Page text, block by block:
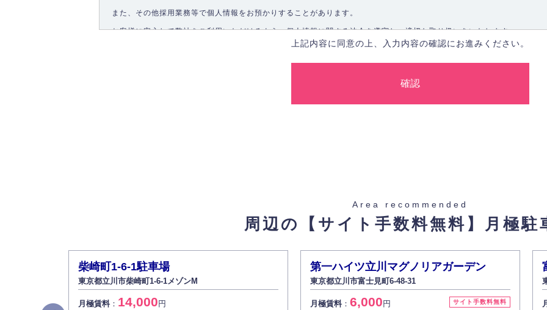
また、その他採用業務等で個人情報をお預かりすることがあります。
お客様に安心して弊社をご利用いただけるよう、個人情報に関する法令を遵守し、適切な取り扱いをいたします。
弊社は、お客様に対して偽りや不正な方法を取ることなく、適正に個人情報を取得いたします。
法的義務など正当な理由に基づく要請があった場合を除き、お客様の個人情報をご本人の同意なく第三者に提供いたしま
お客様ご本人から自己の個人情報開示の請求があった場合、すみやかに開示いたします（ご本人であることが確認できな
また、個人情報の内容に誤りがあり、ご本人から訂正・追加・削除の請求がある場合は適切に対応いたします。
6.個人情報管理の社内教育
弊社社員全員が、個人情報の取り扱いについての重要性を理解し、より適切に管理するよう社内教育を実施してまいりま
株式会社ミコト
上記内容に同意の上、入力内容の確認にお進みください。
Area recommended
周辺の【サイト手数料無料】 月極駐
柴崎町1-6-1駐車場
東京都立川市柴崎町1-6-1メゾンM
月極賃料： 14,000円
第一ハイツ立川マグノリアガーデン
東京都立川市富士見町6-48-31
サイト手数料無料
月極賃料： 6,000円